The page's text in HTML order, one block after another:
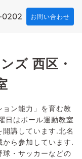
0202 お問い合わせ
ズ 西区・
ン能力」を育む教
日はボール運動教室
講しています.北名
ら参加しています.
・サッカーなどの